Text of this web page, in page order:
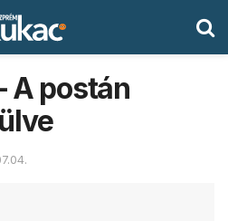
A postán